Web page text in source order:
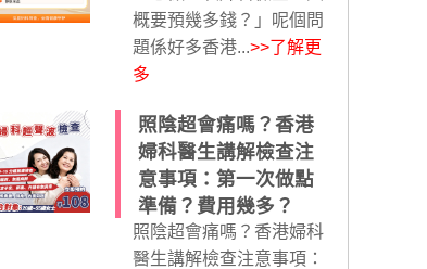
概要預幾多錢？」呢個問
題係好多香港...>>了解更
多
照陰超會痛嗎？香港
婦科醫生講解檢查注
意事項：第一次做點
準備？費用幾多？
照陰超會痛嗎？香港婦科
醫生講解檢查注意事項：